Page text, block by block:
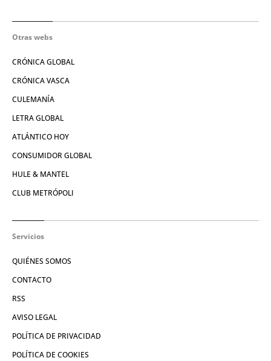
Otras webs
CRÓNICA GLOBAL
CRÓNICA VASCA
CULEMANÍA
LETRA GLOBAL
ATLÁNTICO HOY
CONSUMIDOR GLOBAL
HULE & MANTEL
CLUB METRÓPOLI
Servicios
QUIÉNES SOMOS
CONTACTO
RSS
AVISO LEGAL
POLÍTICA DE PRIVACIDAD
POLÍTICA DE COOKIES